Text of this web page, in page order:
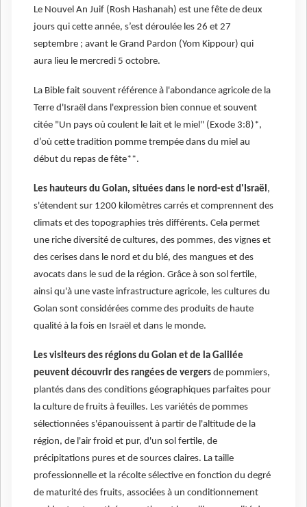
Le Nouvel An Juif (Rosh Hashanah) est une fête de deux
jours qui cette année, s’est déroulée les 26 et 27
septembre ; avant le Grand Pardon (Yom Kippour) qui
aura lieu le mercredi 5 octobre.
La Bible fait souvent référence à l'abondance agricole de la
Terre d'Israël dans l'expression bien connue et souvent
citée "Un pays où coulent le lait et le miel" (Exode 3:8)*,
d’où cette tradition pomme trempée dans du miel au
début du repas de fête**.
Les hauteurs du Golan, situées dans le nord-est d'Israël,
s'étendent sur 1200 kilomètres carrés et comprennent des
climats et des topographies très différents. Cela permet
une riche diversité de cultures, des pommes, des vignes et
des cerises dans le nord et du blé, des mangues et des
avocats dans le sud de la région. Grâce à son sol fertile,
ainsi qu'à une vaste infrastructure agricole, les cultures du
Golan sont considérées comme des produits de haute
qualité à la fois en Israël et dans le monde.
Les visiteurs des régions du Golan et de la Galilée
peuvent découvrir des rangées de vergers de pommiers,
plantés dans des conditions géographiques parfaites pour
la culture de fruits à feuilles. Les variétés de pommes
sélectionnées s'épanouissent à partir de l'altitude de la
région, de l'air froid et pur, d'un sol fertile, de
précipitations pures et de sources claires. La taille
professionnelle et la récolte sélective en fonction du degré
de maturité des fruits, associées à un conditionnement